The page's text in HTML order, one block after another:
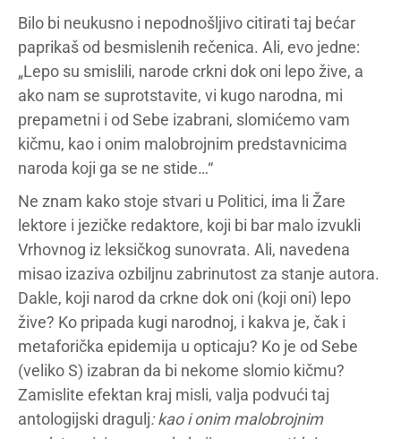
Bilo bi neukusno i nepodnošljivo citirati taj bećar
paprikaš od besmislenih rečenica. Ali, evo jedne:
„Lepo su smislili, narode crkni dok oni lepo žive, a
ako nam se suprotstavite, vi kugo narodna, mi
prepametni i od Sebe izabrani, slomićemo vam
kičmu, kao i onim malobrojnim predstavnicima
naroda koji ga se ne stide…“
Ne znam kako stoje stvari u Politici, ima li Žare
lektore i jezičke redaktore, koji bi bar malo izvukli
Vrhovnog iz leksičkog sunovrata. Ali, navedena
misao izaziva ozbiljnu zabrinutost za stanje autora.
Dakle, koji narod da crkne dok oni (koji oni) lepo
žive? Ko pripada kugi narodnoj, i kakva je, čak i
metaforička epidemija u opticaju? Ko je od Sebe
(veliko S) izabran da bi nekome slomio kičmu?
Zamislite efektan kraj misli, valja podvući taj
antologijski dragulj: kao i onim malobrojnim